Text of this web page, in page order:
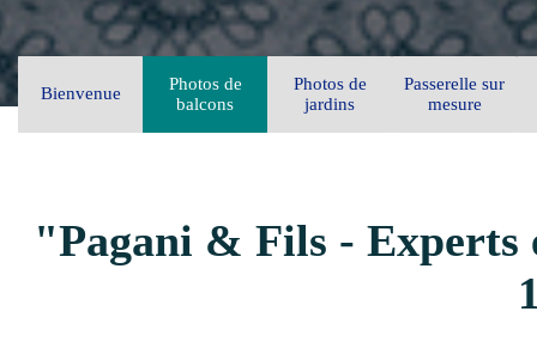
Bienvenue
Photos de
balcons
Photos de
jardins
Passerelle sur
mesure
"Pagani & Fils - Experts